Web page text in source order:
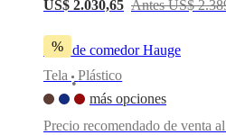
US$ 2.030,65 Antes US$
%
Silla de comedor Hauge
Tela
•
Plástico
más opciones
Precio recomendado de venta